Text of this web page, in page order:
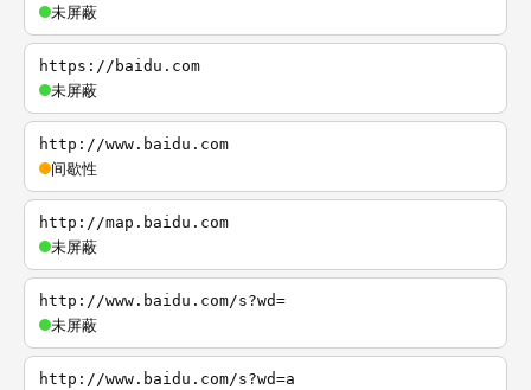
未屏蔽
https://baidu.com
未屏蔽
http://www.baidu.com
间歇性
http://map.baidu.com
未屏蔽
http://www.baidu.com/s?wd=
未屏蔽
http://www.baidu.com/s?wd=a